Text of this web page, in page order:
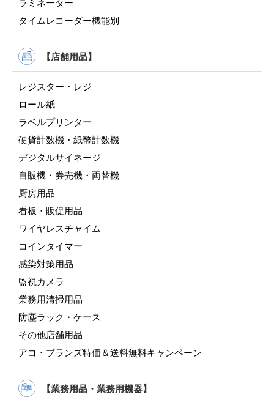
ラミネーター
タイムレコーダー機能別
【店舗用品】
レジスター・レジ
ロール紙
ラベルプリンター
硬貨計数機・紙幣計数機
デジタルサイネージ
自販機・券売機・両替機
厨房用品
看板・販促用品
ワイヤレスチャイム
コインタイマー
感染対策用品
監視カメラ
業務用清掃用品
防塵ラック・ケース
その他店舗用品
アコ・ブランズ特価＆送料無料キャンペーン
【業務用品・業務用機器】